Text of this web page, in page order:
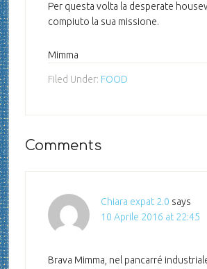
Per questa volta la desperate
compiuto la sua missione.
Mimma
Filed Under: FOOD
Comments
Chiara expat 2.0 says
10 Aprile 2016 at 22:45
Brava Mimma, nel pancarré